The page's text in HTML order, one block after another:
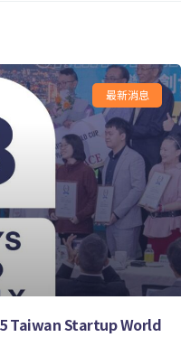
最新消息
Taiwan Startup World